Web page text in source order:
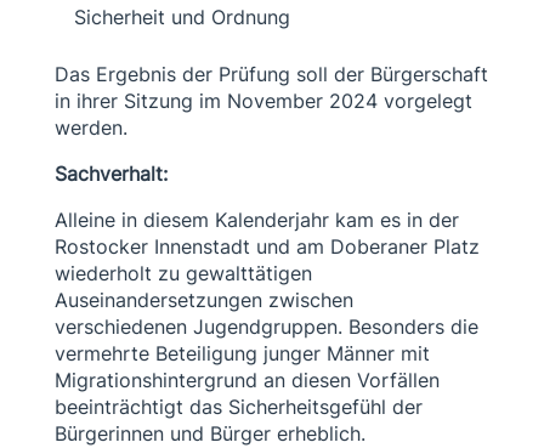
Sicherheit und Ordnung
Das Ergebnis der Prüfung soll der Bürgerschaft
in ihrer Sitzung im November 2024 vorgelegt
werden.
Sachverhalt:
Alleine in diesem Kalenderjahr kam es in der
Rostocker Innenstadt und am Doberaner Platz
wiederholt zu gewalttätigen
Auseinandersetzungen zwischen
verschiedenen Jugendgruppen. Besonders die
vermehrte Beteiligung junger Männer mit
Migrationshintergrund an diesen Vorfällen
beeinträchtigt das Sicherheitsgefühl der
Bürgerinnen und Bürger erheblich.